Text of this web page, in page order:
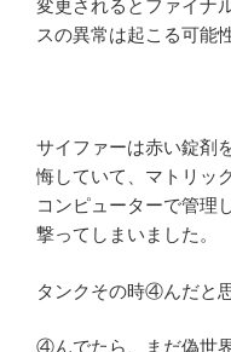
変更されるとファイナ
スの異常は起こる可能
サイファーは赤い錠剤
悔していて、マトリッ
コンピューターで管理
撃ってしまいました。
タンクその時④んだと
④んでたら、まだ偽世